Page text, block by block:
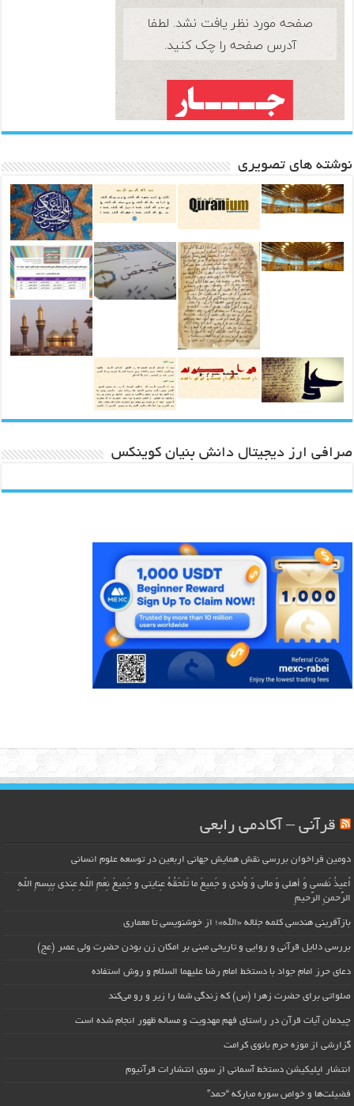
نوشته های تصویری
صرافی ارز دیجیتال دانش بنیان کوینکس
قرآنی – آکادمی رابعی
دومین فراخوان بررسی نقش همایش جهانی اربعین در توسعه علوم انسانی
اُعیذُ نَفسی وَ أهلی وَ مالی وَ وُلدی و جَمیعَ ما تَلحَقُهُ عِنایتی و جَمیعَ نِعَمِ اللّهِ عِندی بِبِسمِ اللّهِ
الرَّحمنِ الرَّحیمِ
بازآفرینی هندسی کلمه جلاله «الله»؛ از خوشنویسی تا معماری
بررسی دلایل قرآنی و روایی و تاریخی مبنی بر امکان زن بودن حضرت ولی عصر (عج)
دعای حرز امام جواد با دستخط امام رضا علیهما السلام و روش استفاده
صلواتی برای حضرت زهرا (س) که زندگی شما را زیر و رو می‌کند
چیدمان آیات قرآن در راستای فهم مهدویت و مساله ظهور انجام شده است
گزارشی از موزه حرم بانوی کرامت
انتشار اپلیکیشن دستخط آسمانی از سوی انتشارات قرآنیوم
فضیلت‌ها و خواص سوره مبارکه “حمد”